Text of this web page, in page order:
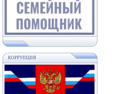
КОРРУПЦИЯ